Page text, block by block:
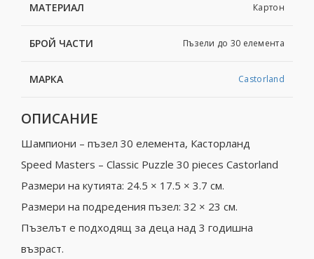
МАТЕРИАЛ Картон
БРОЙ ЧАСТИ Пъзели до 30 елемента
МАРКА Castorland
ОПИСАНИЕ
Шампиони – пъзел 30 елемента, Касторланд
Speed Masters – Classic Puzzle 30 pieces Castorland
Размери на кутията: 24.5 × 17.5 × 3.7 см.
Размери на подредения пъзел: 32 × 23 см.
Пъзелът е подходящ за деца над 3 годишна
възраст.